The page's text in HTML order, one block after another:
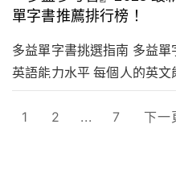
單字書推薦排行榜！
多益單字書挑選指南 多益
英語能力水平 每個人的英文
1 2 ... 7 下一